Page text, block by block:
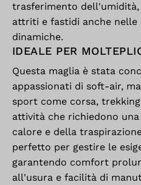
trasferimento
attriti e fastidi anche
dinamiche.
IDEALE PER
Questa maglia è stata
appassionati di soft-air,
sport come corsa,
attività che richiedono
calore e della
perfetto per gestire le
garantendo comfort
all'usura e facilità di